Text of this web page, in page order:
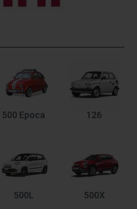
500 Epoca 126
500L 500X